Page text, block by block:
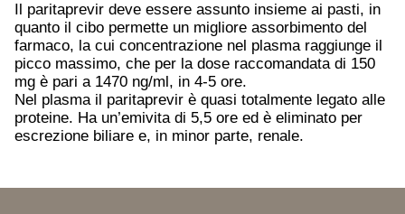
Il paritaprevir deve essere assunto insieme ai pasti, in
quanto il cibo permette un migliore assorbimento del
farmaco, la cui concentrazione nel plasma raggiunge il
picco massimo, che per la dose raccomandata di 150
mg è pari a 1470 ng/ml, in 4-5 ore.
Nel plasma il paritaprevir è quasi totalmente legato alle
proteine. Ha un’emivita di 5,5 ore ed è eliminato per
escrezione biliare e, in minor parte, renale.